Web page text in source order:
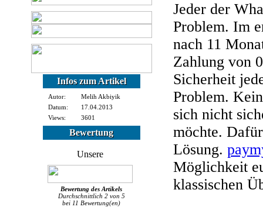
Infos zum Artikel
Autor:
Melih Akbiyik
Datum:
17.04.2013
Views:
3601
Bewertung
Bewertung des Artikels
Durchschnittlich 2von 5
bei 11 Bewertung(en)
Jeder der
Problem. Im
nach 11
Zahlung von
Sicherheit
Problem.
sich nicht
möchte.
Lösung.
Möglichkeit
klassischen